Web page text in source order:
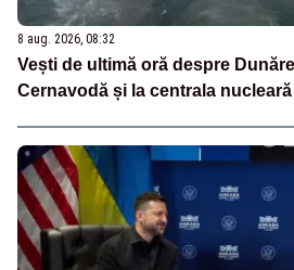
8 aug. 2026, 08:32
Vești de ultimă oră despre
Cernavodă și la centrala